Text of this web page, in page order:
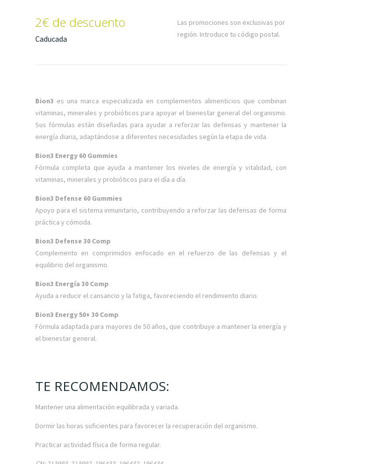
2€ de descuento
Caducada
Las promociones son exclusivas por
región. Introduce tu código postal.
Bion3 es una marca especializada en complementos alimenticios que combinan
vitaminas, minerales y probióticos para apoyar el bienestar general del organismo.
Sus fórmulas están diseñadas para ayudar a reforzar las defensas y mantener la
energía diaria, adaptándose a diferentes necesidades según la etapa de vida.
Bion3 Energy 60 Gummies
Fórmula completa que ayuda a mantener los niveles de energía y vitalidad, con
vitaminas, minerales y probióticos para el día a día.
Bion3 Defense 60 Gummies
Apoyo para el sistema inmunitario, contribuyendo a reforzar las defensas de forma
práctica y cómoda.
Bion3 Defense 30 Comp
Complemento en comprimidos enfocado en el refuerzo de las defensas y el
equilibrio del organismo.
Bion3 Energía 30 Comp
Ayuda a reducir el cansancio y la fatiga, favoreciendo el rendimiento diario.
Bion3 Energy 50+ 30 Comp
Fórmula adaptada para mayores de 50 años, que contribuye a mantener la energía y
el bienestar general.
TE RECOMENDAMOS:
Mantener una alimentación equilibrada y variada.
Dormir las horas suficientes para favorecer la recuperación del organismo.
Practicar actividad física de forma regular.